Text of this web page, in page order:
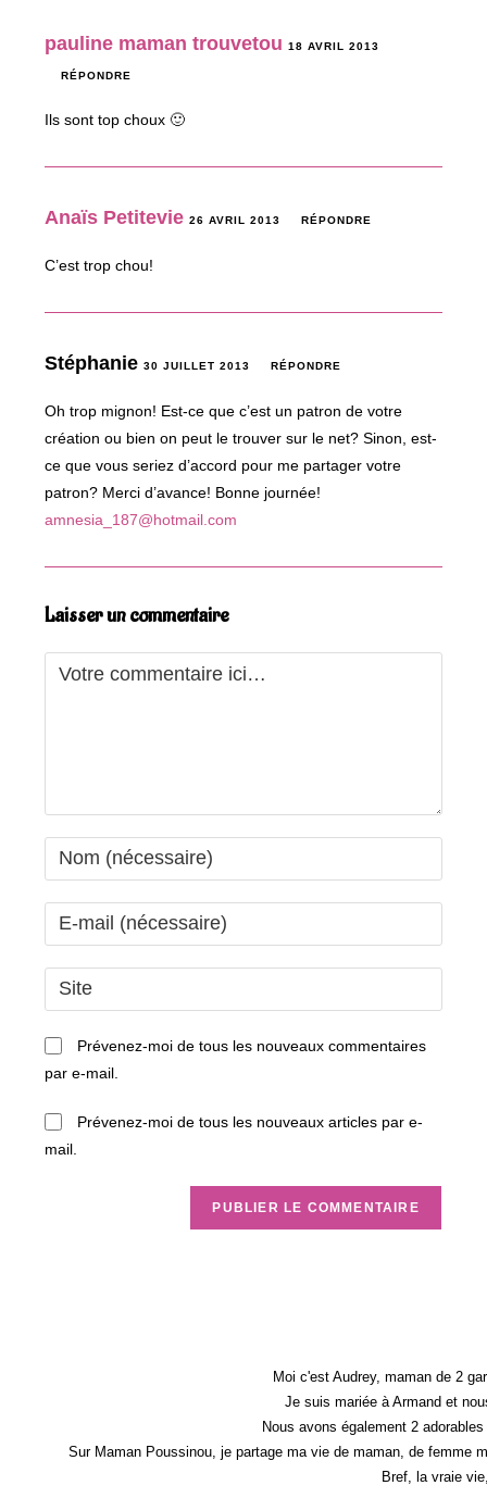
pauline maman trouvetou 18 AVRIL 2013
RÉPONDRE
Ils sont top choux 🙂
Anaïs Petitevie 26 AVRIL 2013 RÉPONDRE
C’est trop chou!
Stéphanie30 JUILLET 2013 RÉPONDRE
Oh trop mignon! Est-ce que c’est un patron de votre
création ou bien on peut le trouver sur le net? Sinon, est-
ce que vous seriez d’accord pour me partager votre
patron? Merci d’avance! Bonne journée!
amnesia_187@hotmail.com
Laisser un commentaire
Comment
Enter
your
name
comment
Enter
your
email
address
comment
Saisir
l’URL
de
(facultatif)
Prévenez-moi de tous les nouveaux commentaires
par e-mail.
Prévenez-moi de tous les nouveaux articles par e-
mail.
Moi c'est Audrey, maman de 2
Je suis mariée à Armand et
Nous avons également 2
Sur Maman Poussinou, je partage ma vie de maman, de femme
Bref, la vraie